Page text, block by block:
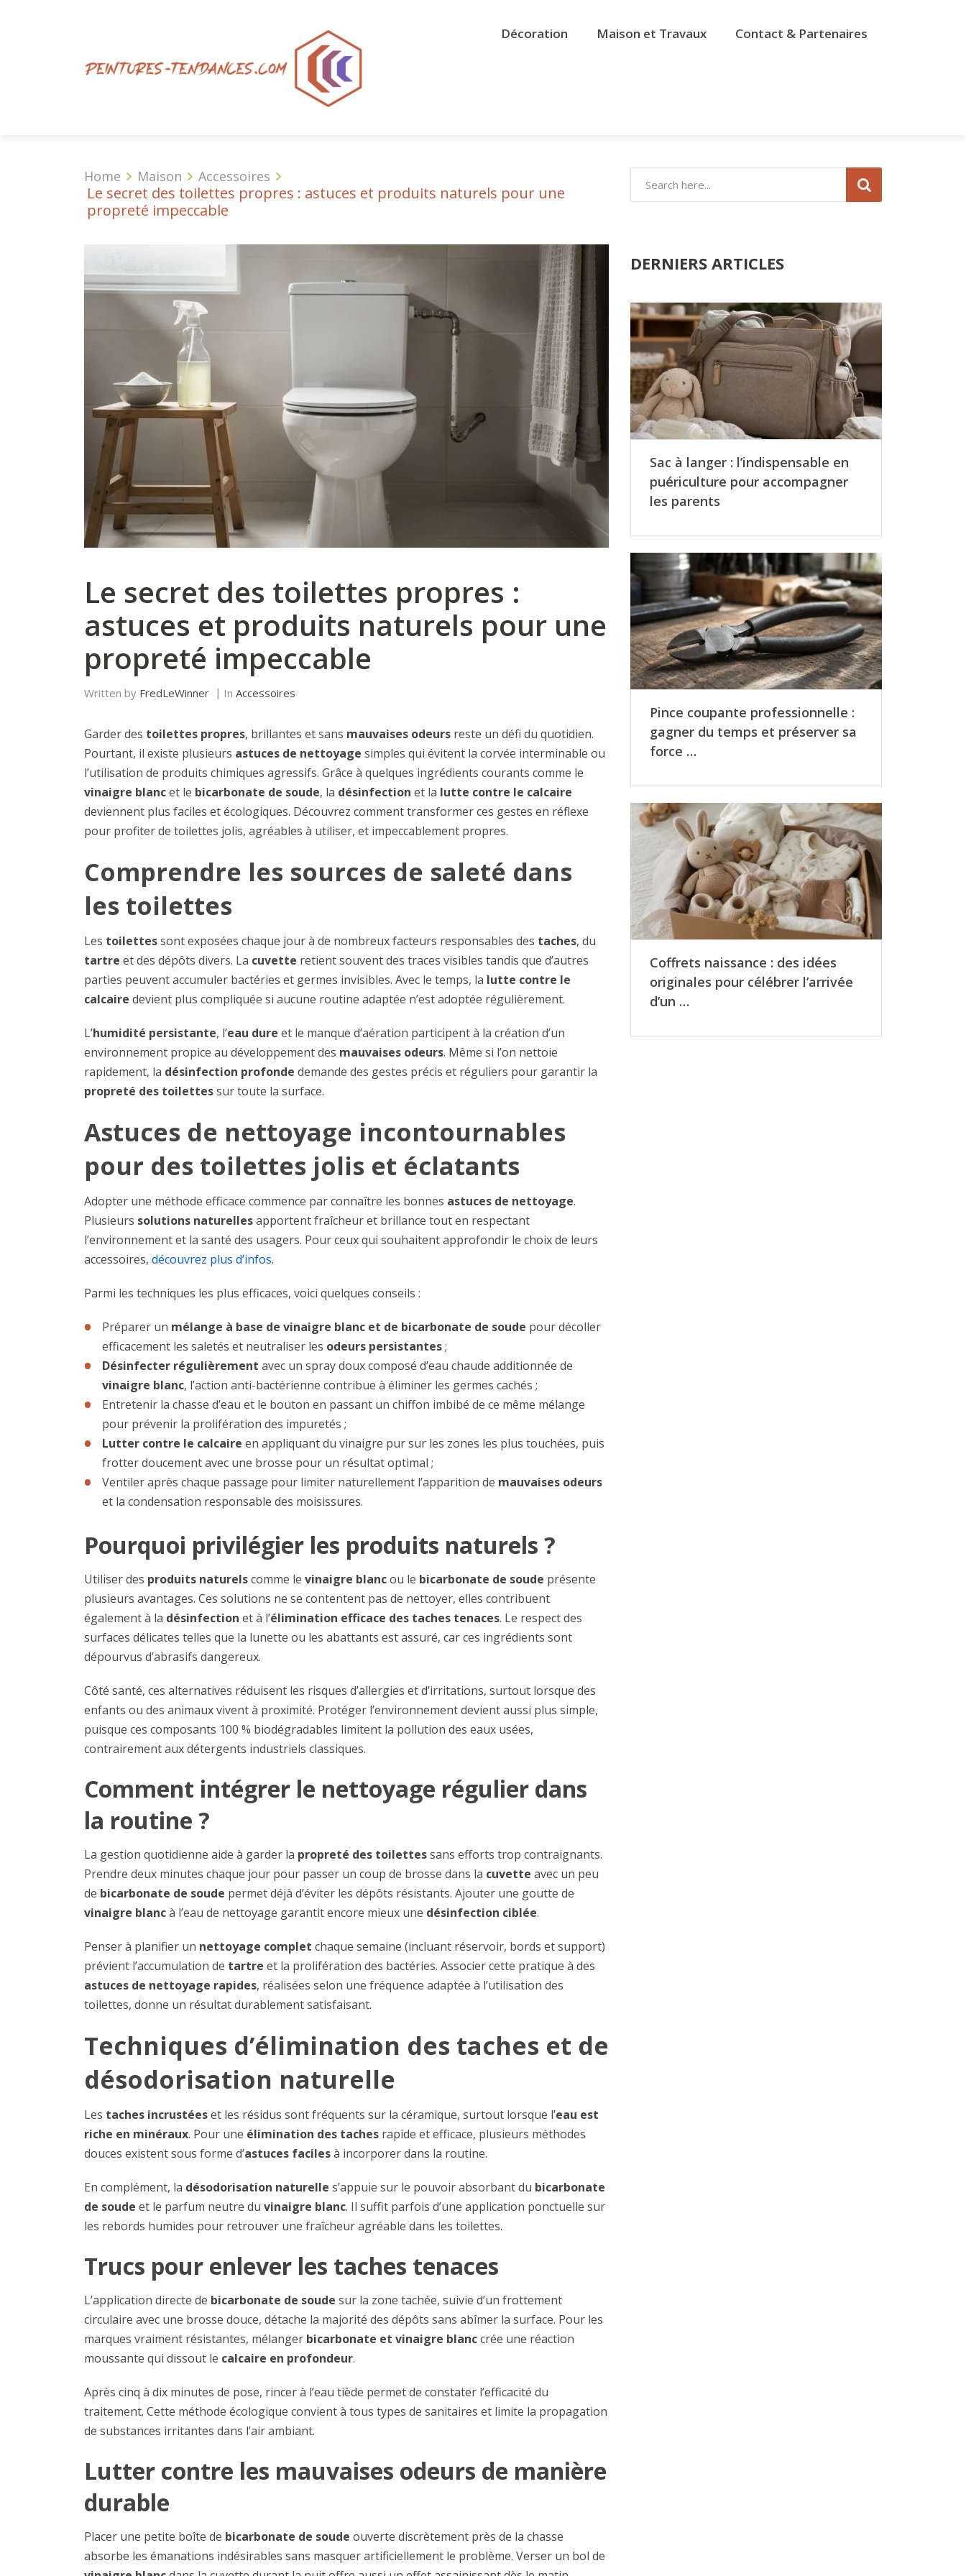
Décoration Maison et Travaux Contact & Partenaires
Home Maison Accessoires
Le secret des toilettes propres : astuces et produits naturels pour une
propreté impeccable
Le secret des toilettes propres :
astuces et produits naturels pour une
propreté impeccable
Written by FredLeWinner In Accessoires
Garder des toilettes propres, brillantes et sans mauvaises odeurs reste un défi du quotidien.
Pourtant, il existe plusieurs astuces de nettoyage simples qui évitent la corvée interminable ou
l’utilisation de produits chimiques agressifs. Grâce à quelques ingrédients courants comme le
vinaigre blancet le bicarbonate de soude, la désinfection et la lutte contre le calcaire
deviennent plus faciles et écologiques. Découvrez comment transformer ces gestes en réflexe
pour profiter de toilettes jolis, agréables à utiliser, et impeccablement propres.
Comprendre les sources de saleté dans
les toilettes
Les toilettessont exposées chaque jour à de nombreux facteurs responsables des taches, du
tartre et des dépôts divers. La cuvette retient souvent des traces visibles tandis que d’autres
parties peuvent accumuler bactéries et germes invisibles. Avec le temps, la lutte contre le
calcaire devient plus compliquée si aucune routine adaptée n’est adoptée régulièrement.
L’humidité persistante, l’eau dure et le manque d’aération participent à la création d’un
environnement propice au développement des mauvaises odeurs. Même si l’on nettoie
rapidement, la désinfection profonde demande des gestes précis et réguliers pour garantir la
propreté des toilettessur toute la surface.
Astuces de nettoyage incontournables
pour des toilettes jolis et éclatants
Adopter une méthode efficace commence par connaître les bonnes astuces de nettoyage.
Plusieurs solutions naturellesapportent fraîcheur et brillance tout en respectant
l’environnement et la santé des usagers. Pour ceux qui souhaitent approfondir le choix de leurs
accessoires, découvrez plus d’infos.
Parmi les techniques les plus efficaces, voici quelques conseils :
Préparer un mélange à base de vinaigre blanc et de bicarbonate de soude pour décoller
efficacement les saletés et neutraliser les odeurs persistantes;
Désinfecter régulièrement avec un spray doux composé d’eau chaude additionnée de
vinaigre blanc, l’action anti-bactérienne contribue à éliminer les germes cachés ;
Entretenir la chasse d’eau et le bouton en passant un chiffon imbibé de ce même mélange
pour prévenir la prolifération des impuretés ;
Lutter contre le calcaire en appliquant du vinaigre pur sur les zones les plus touchées, puis
frotter doucement avec une brosse pour un résultat optimal ;
Ventiler après chaque passage pour limiter naturellement l’apparition de mauvaises odeurs
et la condensation responsable des moisissures.
Pourquoi privilégier les produits naturels ?
Utiliser des produits naturelscomme le vinaigre blancou le bicarbonate de soude présente
plusieurs avantages. Ces solutions ne se contentent pas de nettoyer, elles contribuent
également à la désinfection et à l’élimination efficace des taches tenaces. Le respect des
surfaces délicates telles que la lunette ou les abattants est assuré, car ces ingrédients sont
dépourvus d’abrasifs dangereux.
Côté santé, ces alternatives réduisent les risques d’allergies et d’irritations, surtout lorsque des
enfants ou des animaux vivent à proximité. Protéger l’environnement devient aussi plus simple,
puisque ces composants 100 % biodégradables limitent la pollution des eaux usées,
contrairement aux détergents industriels classiques.
Comment intégrer le nettoyage régulier dans
la routine ?
La gestion quotidienne aide à garder la propreté des toilettessans efforts trop contraignants.
Prendre deux minutes chaque jour pour passer un coup de brosse dans la cuvette avec un peu
de bicarbonate de soude permet déjà d’éviter les dépôts résistants. Ajouter une goutte de
vinaigre blancà l’eau de nettoyage garantit encore mieux une désinfection ciblée.
Penser à planifier un nettoyage complet chaque semaine (incluant réservoir, bords et support)
prévient l’accumulation de tartre et la prolifération des bactéries. Associer cette pratique à des
astuces de nettoyage rapides, réalisées selon une fréquence adaptée à l’utilisation des
toilettes, donne un résultat durablement satisfaisant.
Techniques d’élimination des taches et de
désodorisation naturelle
Les taches incrustéeset les résidus sont fréquents sur la céramique, surtout lorsque l’eau est
riche en minéraux. Pour une élimination des taches rapide et efficace, plusieurs méthodes
douces existent sous forme d’astuces facilesà incorporer dans la routine.
En complément, la désodorisation naturelle s’appuie sur le pouvoir absorbant du bicarbonate
de soude et le parfum neutre du vinaigre blanc. Il suffit parfois d’une application ponctuelle sur
les rebords humides pour retrouver une fraîcheur agréable dans les toilettes.
Trucs pour enlever les taches tenaces
L’application directe de bicarbonate de soude sur la zone tachée, suivie d’un frottement
circulaire avec une brosse douce, détache la majorité des dépôts sans abîmer la surface. Pour les
marques vraiment résistantes, mélanger bicarbonate et vinaigre blanccrée une réaction
moussante qui dissout le calcaire en profondeur.
Après cinq à dix minutes de pose, rincer à l’eau tiède permet de constater l’efficacité du
traitement. Cette méthode écologique convient à tous types de sanitaires et limite la propagation
de substances irritantes dans l’air ambiant.
Lutter contre les mauvaises odeurs de manière
durable
Placer une petite boîte de bicarbonate de soude ouverte discrètement près de la chasse
absorbe les émanations indésirables sans masquer artificiellement le problème. Verser un bol de
DERNIERS ARTICLES
Sac à langer : l’indispensable en
puériculture pour accompagner
les parents
Pince coupante professionnelle :
gagner du temps et préserver sa
force …
Coffrets naissance : des idées
originales pour célébrer l’arrivée
d’un …